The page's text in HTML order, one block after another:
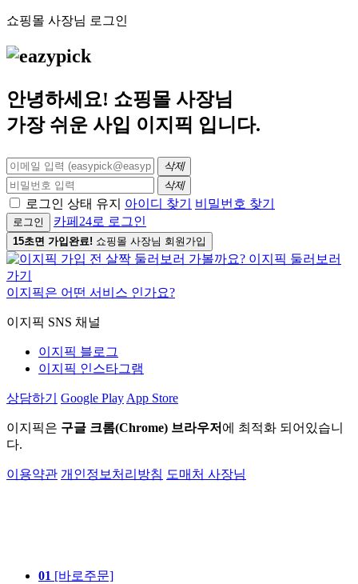
쇼핑몰 사장님 로그인
안녕하세요! 쇼핑몰 사장님
가장 쉬운 사입 이지픽 입니다.
삭제
삭제
로그인 상태 유지 아이디 찾기 비밀번호 찾기
로그인 카페24로 로그인
15초면 가입완료! 쇼핑몰 사장님 회원가입
이지픽은 어떤 서비스 인가요?
이지픽 SNS 채널
이지픽 블로그
이지픽 인스타그램
상담하기 Google Play App Store
이지픽은 구글 크롬(Chrome) 브라우저 에 최적화 되어있습니
다.
이용약관 개인정보처리방침 도매처 사장님
01 [바로주문]